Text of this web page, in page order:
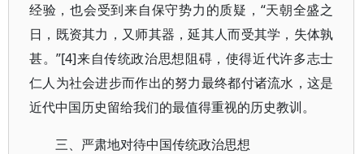
经验，也会受到来自保守势力的质疑，“天朝全盛之
日，既资其力，又师其器，延其人而受其学，失体孰
甚。”[4]来自传统政治思想阻碍，使得近代许多志士
仁人为社会进步而作出的努力最终都付诸流水，这是
近代中国历史留给我们的最值得重视的历史教训。
三、严肃地对待中国传统政治思想